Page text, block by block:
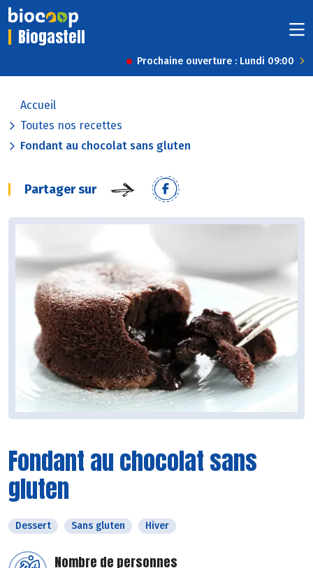
Biogastell
Prochaine ouverture : Lundi 09:00
Accueil
Toutes nos recettes
Fondant au chocolat sans gluten
Partager sur
Fondant au chocolat sans
gluten
Dessert Sans gluten Hiver
Nombre de personnes